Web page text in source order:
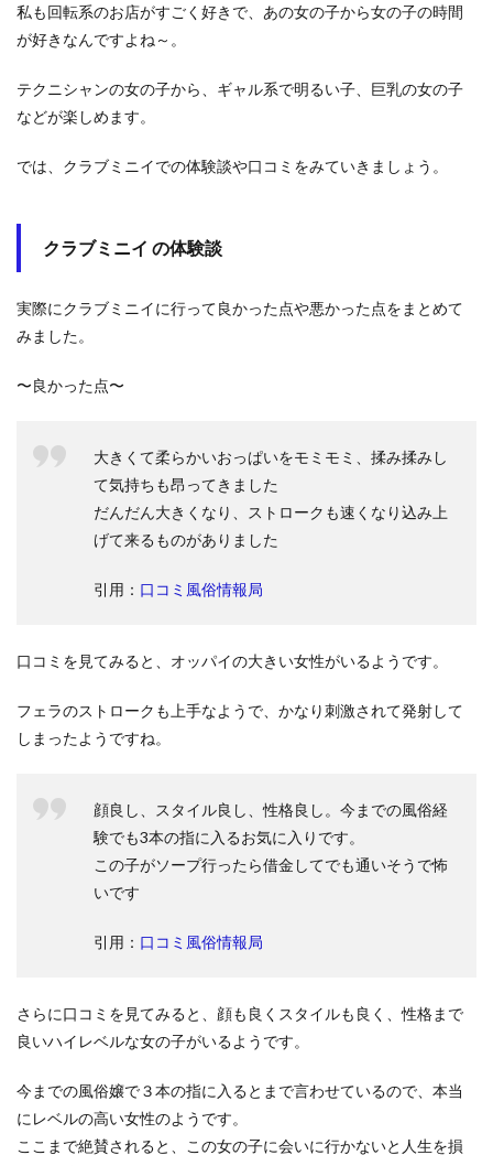
私も回転系のお店がすごく好きで、あの女の子から女の子の時間
が好きなんですよね～。
テクニシャンの女の子から、ギャル系で明るい子、巨乳の女の子
などが楽しめます。
では、クラブミニイでの体験談や口コミをみていきましょう。
クラブミニイ の体験談
実際にクラブミニイに行って良かった点や悪かった点をまとめて
みました。
〜良かった点〜
大きくて柔らかいおっぱいをモミモミ、揉み揉みし
て気持ちも昂ってきました
だんだん大きくなり、ストロークも速くなり込み上
げて来るものがありました
引用： 口コミ風俗情報局
口コミを見てみると、オッパイの大きい女性がいるようです。
フェラのストロークも上手なようで、かなり刺激されて発射して
しまったようですね。
顔良し、スタイル良し、性格良し。今までの風俗経
験でも3本の指に入るお気に入りです。
この子がソープ行ったら借金してでも通いそうで怖
いです
引用： 口コミ風俗情報局
さらに口コミを見てみると、顔も良くスタイルも良く、性格まで
良いハイレベルな女の子がいるようです。
今までの風俗嬢で３本の指に入るとまで言わせているので、本当
にレベルの高い女性のようです。
ここまで絶賛されると、この女の子に会いに行かないと人生を損